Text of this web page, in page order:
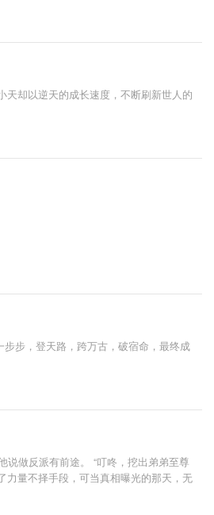
却以逆天的成长速度，不断刷新世人的
步，登天路，跨万古，破宿命，最终成
做反派有前途。 “叮咚，挖出弟弟至尊
量不择手段，可当真相曝光的那天，无